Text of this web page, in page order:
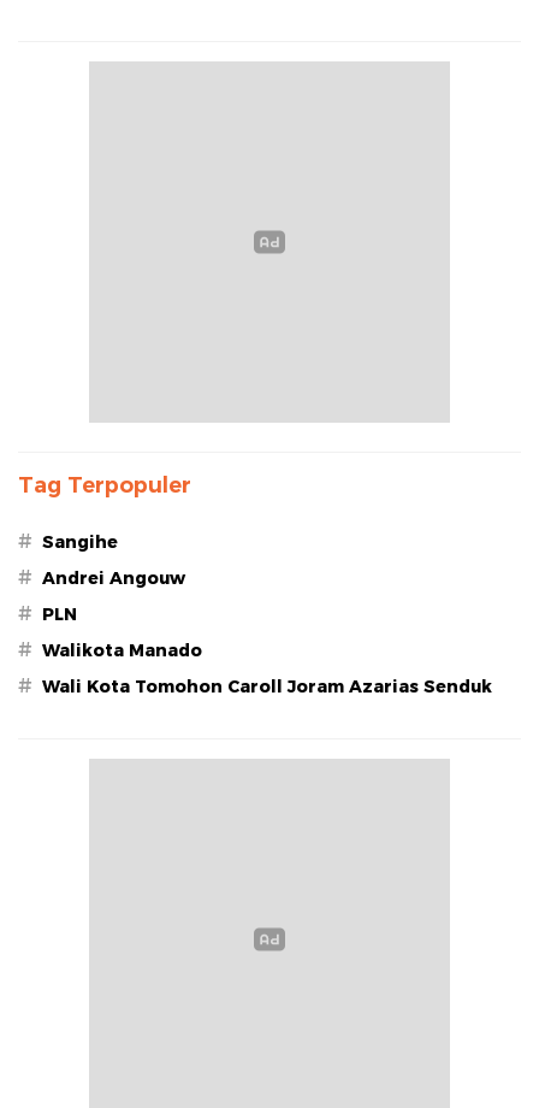
Tag Terpopuler
# Sangihe
# Andrei Angouw
# PLN
# Walikota Manado
# Wali Kota Tomohon Caroll Joram Azarias Senduk